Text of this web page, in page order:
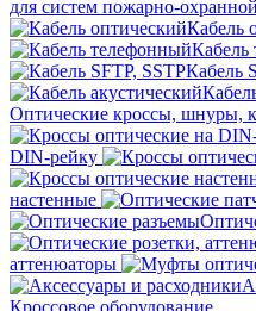
для систем пожарно-
Кабель
Кабель
Кабель
Оптические кроссы, шнуры,
DIN-рейку
настенные
аттенюаторы
Кроссовое оборудование